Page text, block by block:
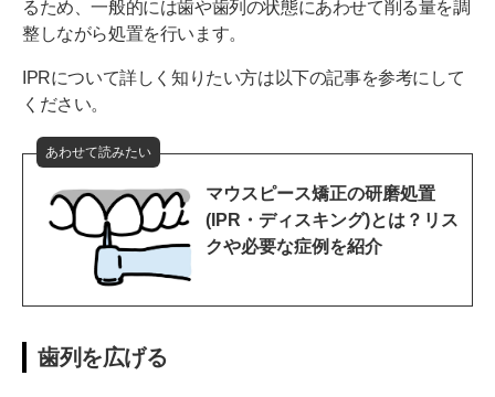
るため、一般的には歯や歯列の状態にあわせて削る量を調
整しながら処置を行います。
IPRについて詳しく知りたい方は以下の記事を参考にして
ください。
あわせて読みたい
マウスピース矯正の研磨処置
(IPR・ディスキング)とは？リス
クや必要な症例を紹介
歯列を広げる